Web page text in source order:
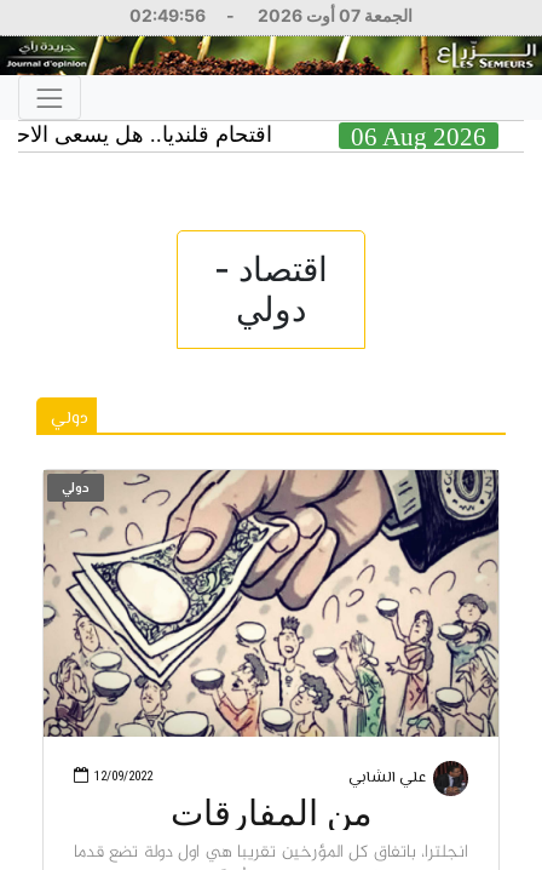
الجمعة 07 أوت 2026 -
02:49:56
اقتحام قلنديا.. هل يسعى 06 Aug 2026
اقتصاد -
دولي
دولي
دولي
12/09/2022 علي الشابي
من المفارقات
انجلترا، باتفاق كل المؤرخين تقريبا هي اول دولة تضع قدما